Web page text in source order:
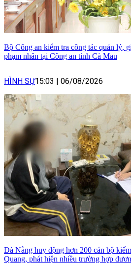
Bộ Công an kiểm tra công tác quản lý,
phạm nhân tại Công an tỉnh Cà Mau
HÌNH SỰ15:03 06/08/2026
Đà Nẵng huy động hơn 200 cán bộ
Quang, phát hiện nhiều trường hợp